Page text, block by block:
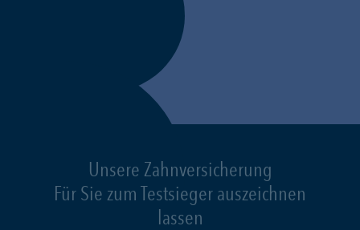
Unsere Zahnversicherung
Für Sie zum Testsieger auszeichnen
lassen